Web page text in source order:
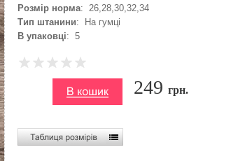
Розмір норма: 26,28,30,32,34
Тип штанини: На гумці
В упаковці: 5
249 грн.